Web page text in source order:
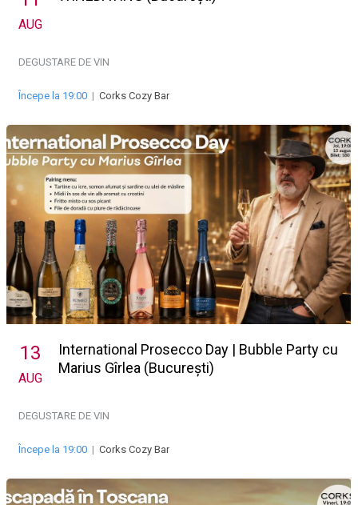
AUG
DEGUSTARE DE VIN
Începe la 19:00 | Corks Cozy Bar
13
AUG
International Prosecco Day | Bubble Party cu
Marius Gîrlea (București)
DEGUSTARE DE VIN
Începe la 19:00 | Corks Cozy Bar